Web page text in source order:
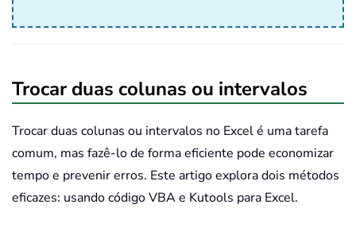
Trocar duas colunas ou intervalos
Trocar duas colunas ou intervalos no Excel é uma tarefa
comum, mas fazê-lo de forma eficiente pode economizar
tempo e prevenir erros. Este artigo explora dois métodos
eficazes: usando código VBA e Kutools para Excel.